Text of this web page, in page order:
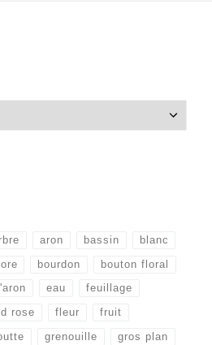
aron bassin blanc
bourdon bouton floral
eau feuillage
rose fleur fruit
grenouille gros plan